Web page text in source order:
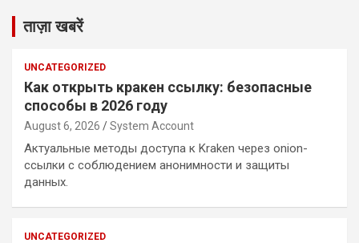
ताज़ा खबरें
UNCATEGORIZED
Как открыть кракен ссылку: безопасные
способы в 2026 году
August 6, 2026 System Account
Актуальные методы доступа к Kraken через onion-
ссылки с соблюдением анонимности и защиты
данных.
UNCATEGORIZED